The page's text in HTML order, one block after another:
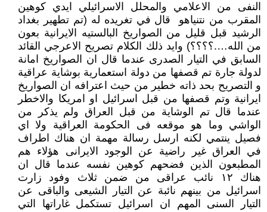
النفى من الاعلامي والمحلل الاسرائيلي ايدي كوهين
المقرب من نتنياهو قال في تغريده له (تم تطهير بغداد
الرشيد قبل قليل من الصواريخ البالستيه الايرانية بعون
من الله….؟؟؟؟) وايد ذلك الكلام تصريح الاعرجي القائد
السابق في التيار الصدرى عندما قال ان الصواريخ امانة
لدولة جارة تم قصفها من دولة استعمارية بوشاية عراقية
و التصريح بحد ذاته خطير من حيث اعترافه ان الصواريخ
ايرانية وتم قصفها من قبل اسرائيل او امريكا والاخطر
عندما قال تم الوشاية من قبل العراق ولم يذكر من
الواشي وما هو موقعه فى الحكومة العراقية ولا اي
فصيل ينتمي لكنه ارسل رسالة مهمة ان هناك اطراف
في العراق غير راضية عن الوجود الايرانى هؤلاء هم
المطبعون الذين فضحهم كوهين نفسه عندما قال ان
هناك ١٢ نائب عراقى من ضمن ثلاث وفود زارت
اسرائيل من بينهم نائبة عن التيار الشيعى والباقى عن
التيار السنى المهم ان اسرائيل تستكمل غاراتها التي